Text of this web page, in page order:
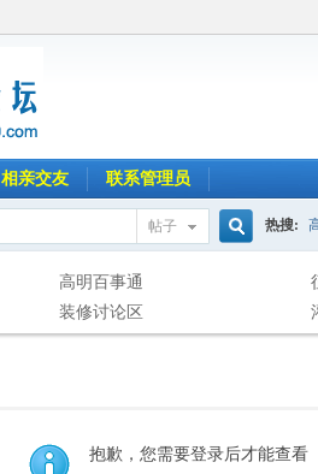
相亲交友 联系管理员
帖子 热搜:
高明百事通
装修讨论区
抱歉，您需要登录后才能查看